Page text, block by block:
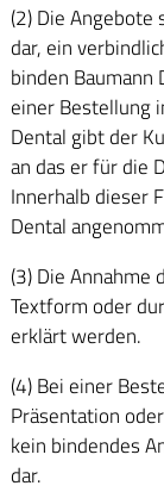
(2) Die
dar, ein
binden Baumann
einer Bestellung
Dental gibt der
an das er für die
Innerhalb dieser
Dental
(3) Die Annahme
Textform oder
erklärt werden.
(4) Bei einer
Präsentation
kein bindendes
dar.